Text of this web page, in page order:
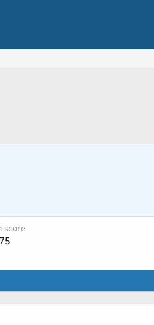
score